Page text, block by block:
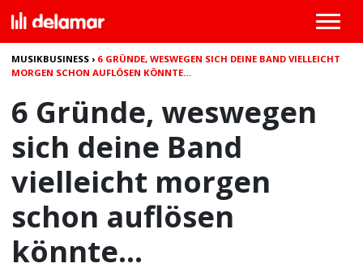
MUSIKBUSINESS › 6 GRÜNDE, WESWEGEN SICH DEINE BAND VIELLEICHT
MORGEN SCHON AUFLÖSEN KÖNNTE…
6 Gründe, weswegen
sich deine Band
vielleicht morgen
schon auflösen
könnte…